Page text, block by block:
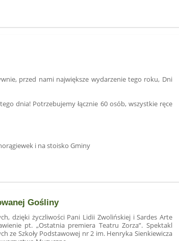
przed nami największe wydarzenie tego roku, Dni
dnia! Potrzebujemy łącznie 60 osób, wszystkie ręce
i na stoisko Gminy
Gośliny
dzięki życzliwości Pani Lidii Zwolińskiej i Sardes Arte
pt. „Ostatnia premiera Teatru Zorza”. Spektakl
ze Szkoły Podstawowej nr 2 im. Henryka Sienkiewicza